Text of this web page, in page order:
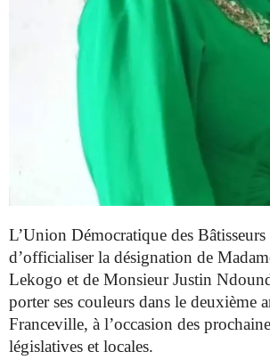
L’Union Démocratique des
d’officialiser la désignation de
Lekogo et de Monsieur Justin
porter ses couleurs dans le deuxième
Franceville, à l’occasion des
législatives et locales.